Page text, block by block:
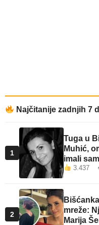
Najčitanije zadnjih 7
1
Tuga u
Muhić,
imali
3.437
2
mreže:
Marija